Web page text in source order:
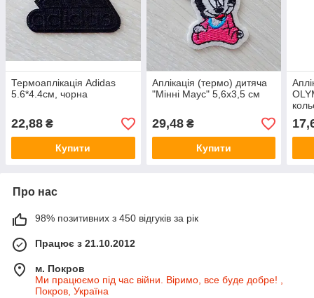
Термоаплікація Adidas
5.6*4.4см, чорна
22,88 ₴
Купити
Аплікація (термо) дитяча
"Мінні Маус" 5,6х3,5 см
29,48₴
Купити
Про нас
98% позитивних з 450 відгуків за рік
Працює з 21.10.2012
м. Покров
Ми працюємо під час війни. Віримо, все буде добре! ,
Покров, Україна